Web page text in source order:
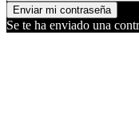
Se te ha enviado una